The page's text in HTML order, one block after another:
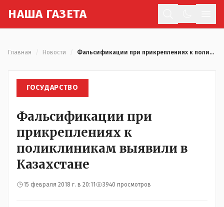
НАША ГАЗЕТА
Главная Новости Фальсификации при прикреплениях к поликлиникам выявили в Казахстане
ГОСУДАРСТВО
Фальсификации при
прикреплениях к
поликлиникам выявили в
Казахстане
15 февраля 2018 г. в 20:11 3940 просмотров